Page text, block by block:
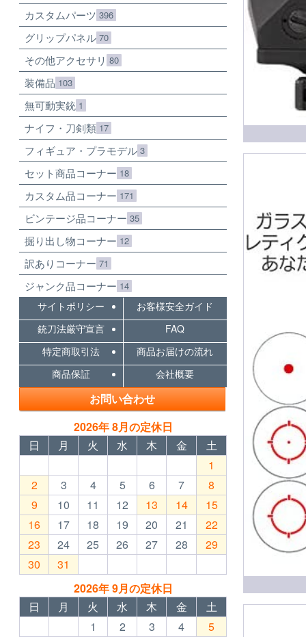
カスタムパーツ 396
グリップパネル 70
その他アクセサリ 80
装備品 103
無可動実銃 1
ナイフ・刀剣類 17
フィギュア・プラモデル 3
セット商品コーナー 18
カスタム品コーナー 171
ビンテージ品コーナー 35
掘り出し物コーナー 12
訳ありコーナー 71
ジャンク品コーナー 14
サイトポリシー
お客様安全ガイド
銃刀法厳守宣言
FAQ
特定商取引法
商品お届けの流れ
商品保証
会社概要
お問い合わせ
2026年 8月の定休日
日
月 火 水 木 金
土
1
2
3 4 5 6 7
8
9
10 11 12 13 14
15
16
17 18 19 20 21
22
23
24 25 26 27 28
29
30
31
2026年 9月の定休日
日
月 火 水 木 金
土
1
2 3 4
5